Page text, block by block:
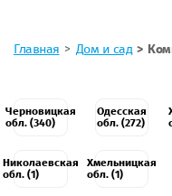
Главная Дом и сад
Черновицкая
обл. (340)
Одесская
обл. (272)
Николаевская
обл. (1)
Хмельницкая
обл. (1)